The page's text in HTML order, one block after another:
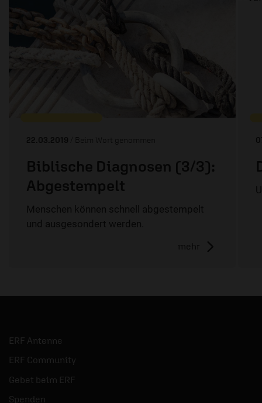
22.03.2019 / Beim Wort genommen
Biblische Diagnosen (3/3):
Abgestempelt
Menschen können schnell abgestempelt
und ausgesondert werden.
mehr
ERF Antenne
ERF Community
Gebet beim ERF
Spenden